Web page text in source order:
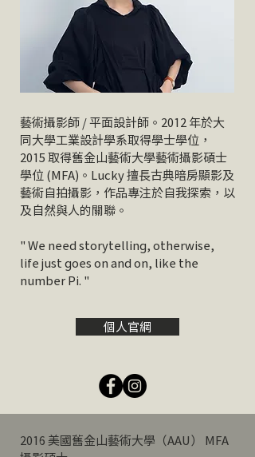
藝術攝影師 / 平面設計師。2012 年於大
同大學工業設計學系取得學士學位，
2015 取得舊金山藝術大學藝術攝影碩士
學位 (MFA)。Lucky 擅長古典暗房顯影及
藝術自拍攝影，作品專注於自我探索，以
及自然與人的關聯。
" We need storytelling, otherwise,
life just goes on and on, like the
number Pi. "
個人官網
2016 美國舊金山藝術大學（AAU） MFA